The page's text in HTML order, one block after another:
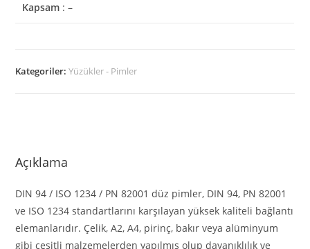
Kapsam : –
Kategoriler:Yüzükler - Pimler
Açıklama
DIN 94 / ISO 1234 / PN 82001 düz pimler, DIN 94, PN 82001
ve ISO 1234 standartlarını karşılayan yüksek kaliteli bağlantı
elemanlarıdır. Çelik, A2, A4, pirinç, bakır veya alüminyum
gibi çeşitli malzemelerden yapılmış olup dayanıklılık ve